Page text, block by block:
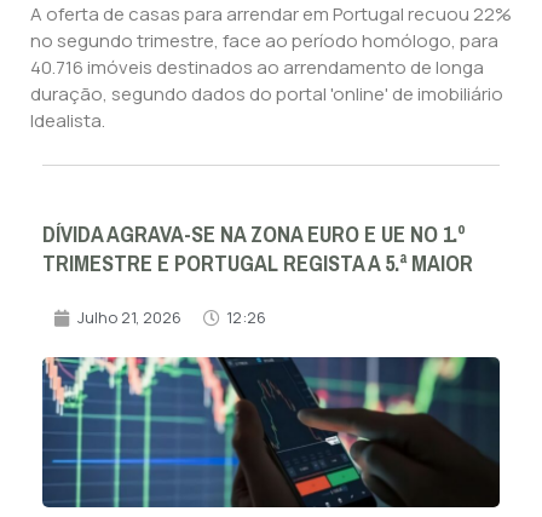
A oferta de casas para arrendar em Portugal recuou 22%
no segundo trimestre, face ao período homólogo, para
40.716 imóveis destinados ao arrendamento de longa
duração, segundo dados do portal 'online' de imobiliário
Idealista.
DÍVIDA AGRAVA-SE NA ZONA EURO E UE NO 1.º
TRIMESTRE E PORTUGAL REGISTA A 5.ª MAIOR
Julho 21, 2026 12:26